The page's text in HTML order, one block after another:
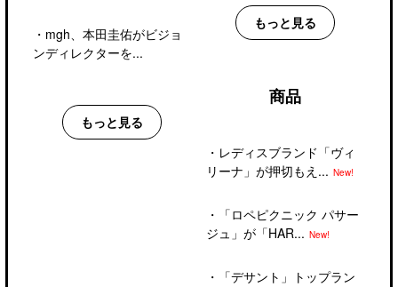
・ mgh、本田圭佑がビジョ
ンディレクターを...
もっと見る
もっと見る
商品
・ レディスブランド「ヴィ
リーナ」が押切もえ... New!
・
「ロペピクニック パサー
ジュ」が「HAR... New!
・
「デサント」トップラン